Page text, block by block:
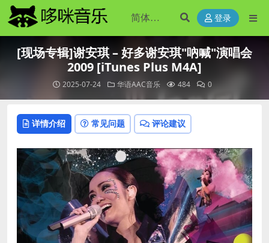
登录
[现场专辑]谢安琪 – 好多谢安琪"吶喊"演唱会
2009 [iTunes Plus M4A]
2025-07-24 华语AAC音乐 484 0
详情介绍 常见问题 评论建议